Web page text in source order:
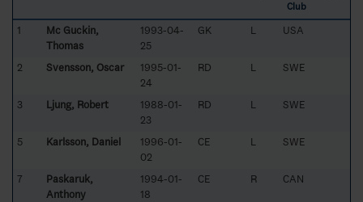
Club
1
Mc Guckin,
Thomas
1993-04-
25
GK L USA
2 Svensson, Oscar
1995-01-
24
RD L SWE
3 Ljung, Robert
1988-01-
23
RD L SWE
5 Karlsson, Daniel
1996-01-
02
CE L SWE
7
Paskaruk,
Anthony
1994-01-
18
CE R CAN